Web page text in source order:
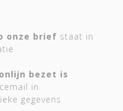
onze brief staat in
bezet is
in
gegevens